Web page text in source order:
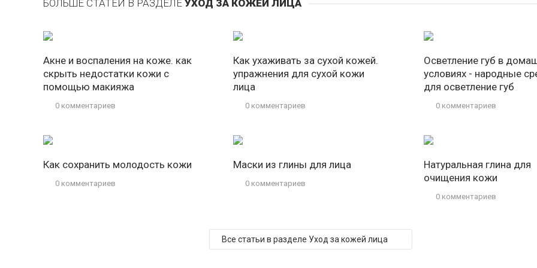
БОЛЬШЕ СТАТЕЙ В РАЗДЕЛЕ УХОД ЗА КОЖЕЙ ЛИЦА
Акне и воспаления на коже. как
скрыть недостатки кожи с
помощью макияжа
0 комментариев
Как ухаживать за сухой кожей.
упражнения для сухой кожи
лица
0 комментариев
Осветление губ в
условиях - народные
для осветление губ
0 комментариев
Как сохранить молодость кожи
0 комментариев
Маски из глины для лица
0 комментариев
Натуральная глина для
очищения кожи
0 комментариев
Все статьи в разделе Уход за кожей лица